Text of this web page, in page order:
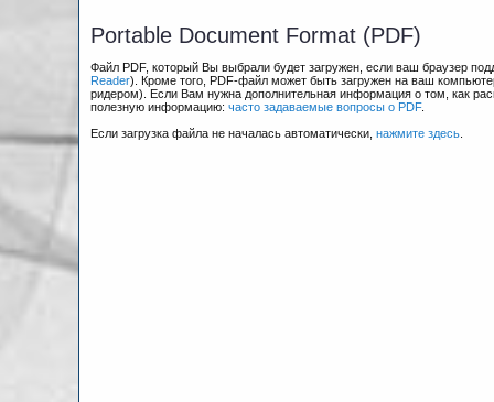
Portable Document Format (PDF)
Файл PDF, который Вы выбрали будет загружен, если ваш браузер
Reader). Кроме того, PDF-файл может быть загружен на ваш
ридером). Если Вам нужна дополнительная информация о том, как
полезную информацию:часто задаваемые вопросы о PDF.
Если загрузка файла не началась автоматически,нажмите здесь